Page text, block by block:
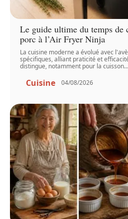
Le guide ultime du temps de
porc à l’Air Fryer Ninja
La cuisine moderne a évolué avec
spécifiques, alliant praticité et
distingue, notamment pour la cuisson…
Cuisine 04/08/2026